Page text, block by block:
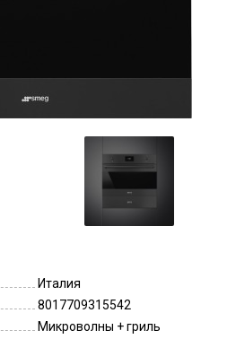
Италия
8017709315542
Микроволны + гриль